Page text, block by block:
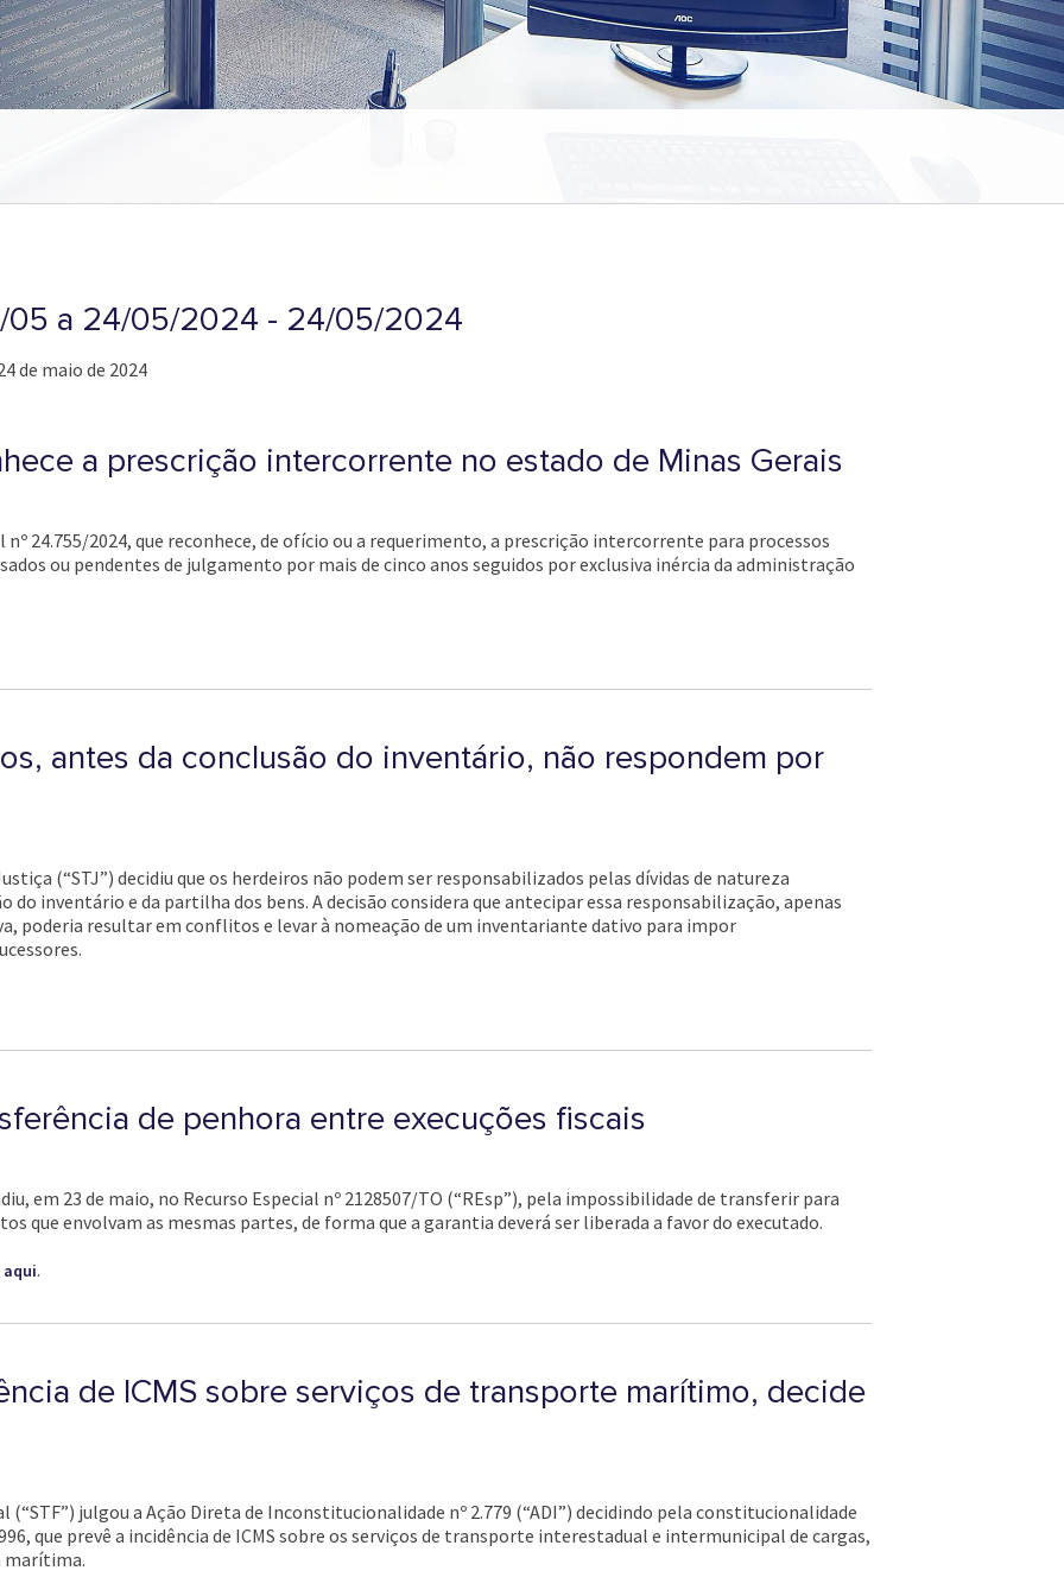
05 a 24/05/2024 - 24/05/2024
de maio de 2024
a prescrição intercorrente no estado de Minas Gerais
nº 24.755/2024, que reconhece, de ofício ou a requerimento, a prescrição intercorrente para processos
ou pendentes de julgamento por mais de cinco anos seguidos por exclusiva inércia da administração
antes da conclusão do inventário, não respondem por
(“STJ”) decidiu que os herdeiros não podem ser responsabilizados pelas dívidas de natureza
inventário e da partilha dos bens. A decisão considera que antecipar essa responsabilização, apenas
poderia resultar em conflitos e levar à nomeação de um inventariante dativo para impor
de penhora entre execuções fiscais
em 23 de maio, no Recurso Especial nº 2128507/TO (“REsp”), pela impossibilidade de transferir para
que envolvam as mesmas partes, de forma que a garantia deverá ser liberada a favor do executado.
aqui.
de ICMS sobre serviços de transporte marítimo, decide
(“STF”) julgou a Ação Direta de Inconstitucionalidade nº 2.779 (“ADI”) decidindo pela constitucionalidade
que prevê a incidência de ICMS sobre os serviços de transporte interestadual e intermunicipal de cargas,
marítima.